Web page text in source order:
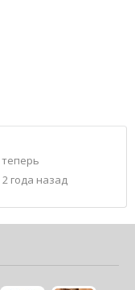
теперь
2 года назад